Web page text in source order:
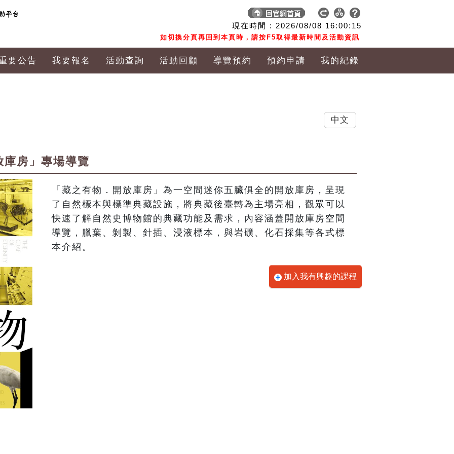
現在時間 : 2026/08/08 16:00:16
如切換分頁再回到本頁時，請按F5取得最新時間及活動資訊
要公告 我要報名 活動查詢 活動回顧 導覽預約 預約申請 我的紀錄
庫房」專場導覽
「藏之有物．開放庫房」為一空間迷你五臟俱全的開放庫房，呈現
了自然標本與標準典藏設施，將典藏後臺轉為主場亮相，觀眾可以
快速了解自然史博物館的典藏功能及需求，內容涵蓋開放庫房空間
導覽，臘葉、剝製、針插、浸液標本，與岩礦、化石採集等各式標
本介紹。
加入我有興趣的課程